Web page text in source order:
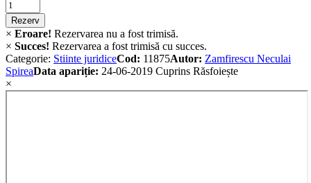
Criminalistica
quantity
Rezerv
× Eroare! Rezervarea nu a fost trimisă.
× Succes! Rezervarea a fost trimisă cu succes.
Categorie: Stiinte juridiceCod: 11875Autor: Zamfirescu Neculai
SpireaData apariție: 24-06-2019 Cuprins Răsfoiește
×